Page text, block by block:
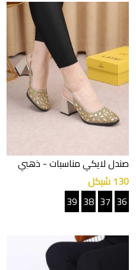
صندل لايكي مناسبات- ذهبي
130 شيكل
36
37
38
39